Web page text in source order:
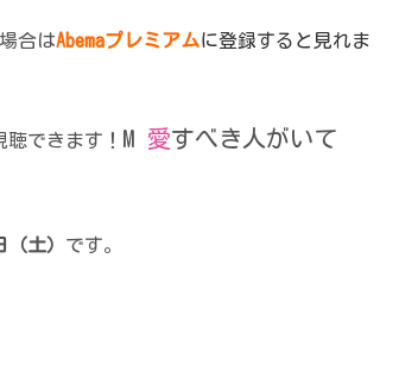
合はAbemaプレミアムに登録すると見れま
聴できます！ M 愛すべき人がいて
（土） です。